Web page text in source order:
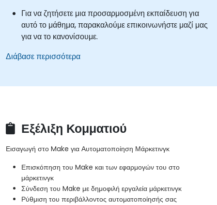
Για να ζητήσετε μια προσαρμοσμένη εκπαίδευση για
αυτό το μάθημα, παρακαλούμε επικοινωνήστε μαζί μας
για να το κανονίσουμε.
Διάβασε περισσότερα
Εξέλιξη Κομματιού
Εισαγωγή στο Make για Αυτοματοποίηση Μάρκετινγκ
Επισκόπηση του Make και των εφαρμογών του στο
μάρκετινγκ
Σύνδεση του Make με δημοφιλή εργαλεία μάρκετινγκ
Ρύθμιση του περιβάλλοντος αυτοματοποίησής σας